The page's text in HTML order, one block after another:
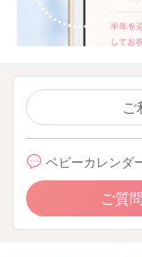
ご
ベビーカレンダ
ご質